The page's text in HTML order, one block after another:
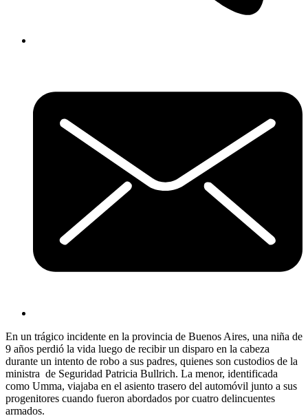
En un trágico incidente en la provincia de Buenos Aires, una niña de
9 años perdió la vida luego de recibir un disparo en la cabeza
durante un intento de robo a sus padres, quienes son custodios de la
ministra de Seguridad Patricia Bullrich. La menor, identificada
como Umma, viajaba en el asiento trasero del automóvil junto a sus
progenitores cuando fueron abordados por cuatro delincuentes
armados.